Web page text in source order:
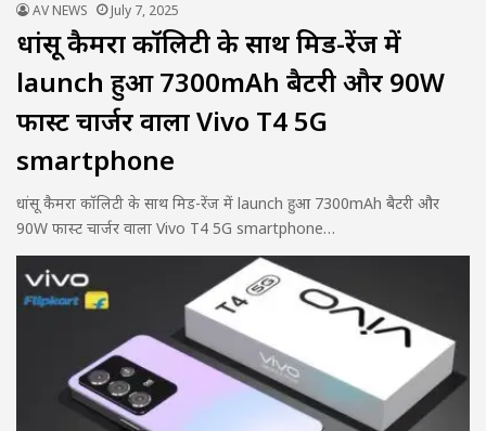
AV NEWS July 7, 2025
धांसू कैमरा कॉलिटी के साथ मिड-रेंज में
launch हुआ 7300mAh बैटरी और 90W
फास्ट चार्जर वाला Vivo T4 5G
smartphone
धांसू कैमरा कॉलिटी के साथ मिड-रेंज में launch हुआ 7300mAh बैटरी और
90W फास्ट चार्जर वाला Vivo T4 5G smartphone…